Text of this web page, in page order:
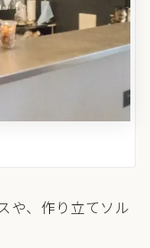
や、作り立てソル